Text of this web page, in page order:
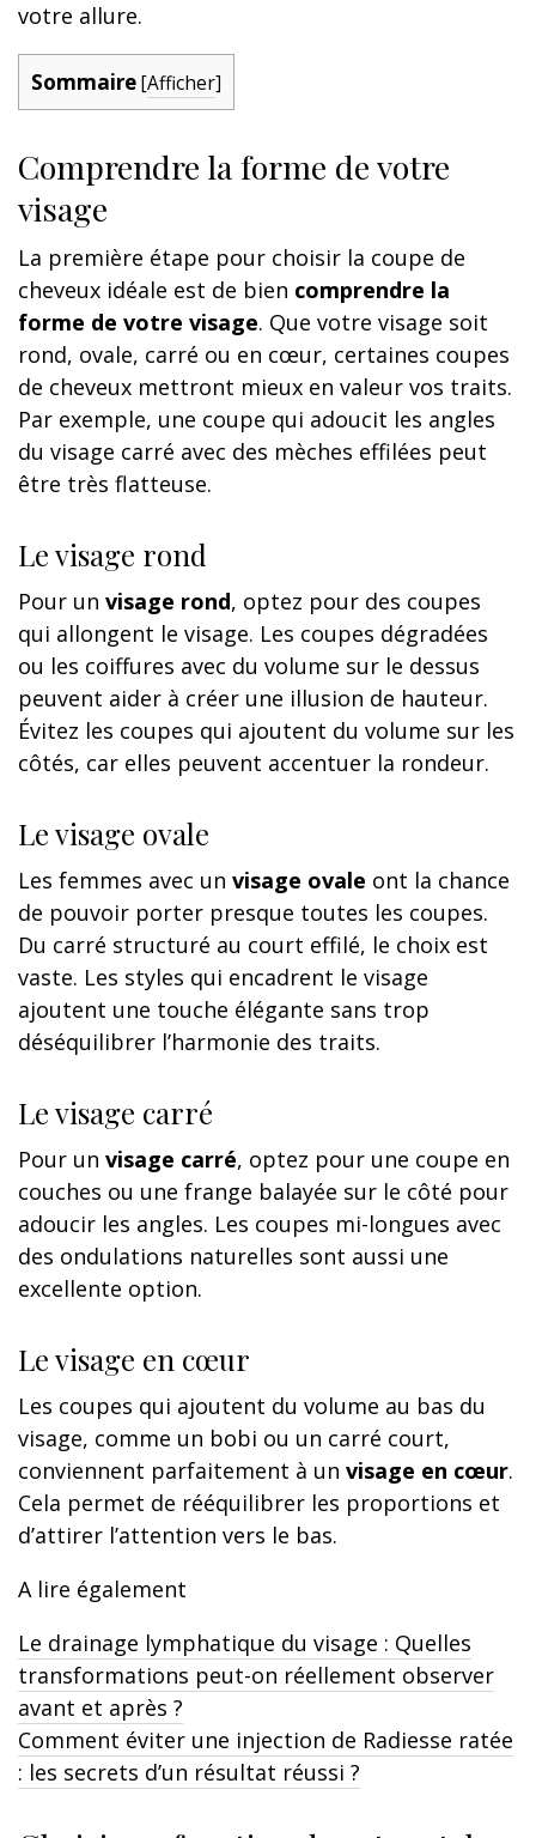
votre allure.
Sommaire[Afficher]
Comprendre la forme de votre
visage
La première étape pour choisir la coupe de
cheveux idéale est de bien comprendre la
forme de votre visage. Que votre visage soit
rond, ovale, carré ou en cœur, certaines coupes
de cheveux mettront mieux en valeur vos traits.
Par exemple, une coupe qui adoucit les angles
du visage carré avec des mèches effilées peut
être très flatteuse.
Le visage rond
Pour un visage rond, optez pour des coupes
qui allongent le visage. Les coupes dégradées
ou les coiffures avec du volume sur le dessus
peuvent aider à créer une illusion de hauteur.
Évitez les coupes qui ajoutent du volume sur les
côtés, car elles peuvent accentuer la rondeur.
Le visage ovale
Les femmes avec un visage ovale ont la chance
de pouvoir porter presque toutes les coupes.
Du carré structuré au court effilé, le choix est
vaste. Les styles qui encadrent le visage
ajoutent une touche élégante sans trop
déséquilibrer l’harmonie des traits.
Le visage carré
Pour un visage carré, optez pour une coupe en
couches ou une frange balayée sur le côté pour
adoucir les angles. Les coupes mi-longues avec
des ondulations naturelles sont aussi une
excellente option.
Le visage en cœur
Les coupes qui ajoutent du volume au bas du
visage, comme un bobi ou un carré court,
conviennent parfaitement à un visage en cœur.
Cela permet de rééquilibrer les proportions et
d’attirer l’attention vers le bas.
A lire également
Le drainage lymphatique du visage : Quelles
transformations peut-on réellement observer
avant et après ?
Comment éviter une injection de Radiesse ratée
: les secrets d’un résultat réussi ?